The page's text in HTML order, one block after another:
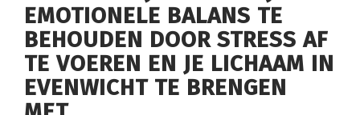
EMOTIONELE BALANS TE
BEHOUDEN DOOR STRESS AF
TE VOEREN EN JE LICHAAM IN
EVENWICHT TE BRENGEN